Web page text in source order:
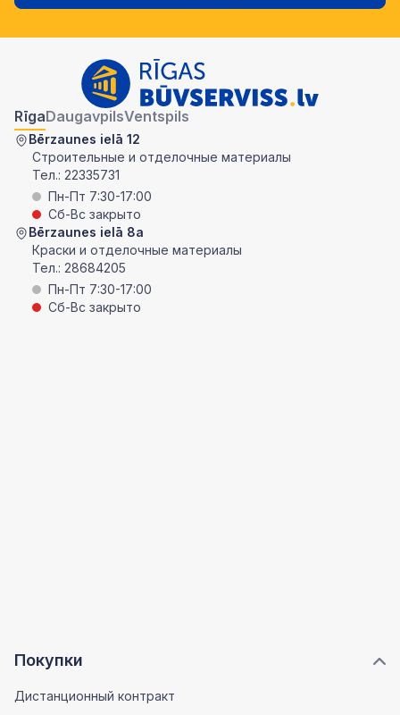
Покупки
Дистанционный контракт
RīgaDaugavpilsVentspils
Bērzaunes ielā 12
Строительные и отделочные материалы
Тел.: 22335731
Пн-Пт 7:30-17:00
Сб-Вс закрыто
Bērzaunes ielā 8a
Краски и отделочные материалы
Тел.: 28684205
Пн-Пт 7:30-17:00
Сб-Вс закрыто